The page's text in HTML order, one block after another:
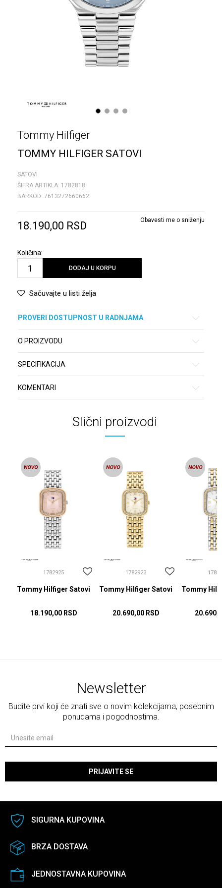
1 2 3 4
Tommy Hilfiger
TOMMY HILFIGER SATOVI
SATOVI
ŠIFRA ARTIKLA: 1782818
BARKOD: 7613272660662
18.190,00 RSD Obavesti me o sniženju
Količina:
DODAJ U KORPU
Sačuvajte u listi želja
PROVERI DOSTUPNOST U RADNJAMA
O PROIZVODU
SPECIFIKACIJA
KOMENTARI
Slični proizvodi
1782925
Tommy Hilfiger Satovi
18.190,00 RSD
1782923
Tommy Hilfiger Satovi
20.690,00 RSD
Tommy
Newsletter
Budite prvi koji će znati sve o novim kolekcijama, posebnim
ponudama i pogodnostima.
PRIJAVITE SE
SIGURNA KUPOVINA
BRZA DOSTAVA
JEDNOSTAVNA KUPOVINA